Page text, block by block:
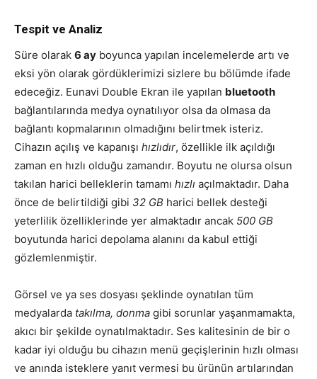
Tespit ve Analiz
Süre olarak 6 ay boyunca yapılan incelemelerde artı ve
eksi yön olarak gördüklerimizi sizlere bu bölümde ifade
edeceğiz. Eunavi Double Ekran ile yapılan bluetooth
bağlantılarında medya oynatılıyor olsa da olmasa da
bağlantı kopmalarının olmadığını belirtmek isteriz.
Cihazın açılış ve kapanışı hızlıdır, özellikle ilk açıldığı
zaman en hızlı olduğu zamandır. Boyutu ne olursa olsun
takılan harici belleklerin tamamı hızlı açılmaktadır. Daha
önce de belirtildiği gibi 32 GB harici bellek desteği
yeterlilik özelliklerinde yer almaktadır ancak 500 GB
boyutunda harici depolama alanını da kabul ettiği
gözlemlenmiştir.
Görsel ve ya ses dosyası şeklinde oynatılan tüm
medyalarda takılma, donma gibi sorunlar yaşanmamakta,
akıcı bir şekilde oynatılmaktadır. Ses kalitesinin de bir o
kadar iyi olduğu bu cihazın menü geçişlerinin hızlı olması
ve anında isteklere yanıt vermesi bu ürünün artılarından